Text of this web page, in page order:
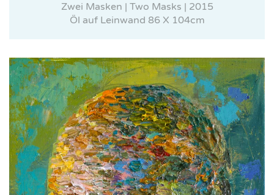
Zwei Masken | Two Masks | 2015
Öl auf Leinwand 86 X 104cm